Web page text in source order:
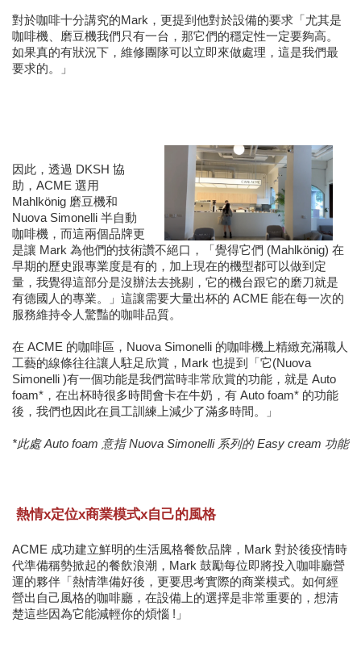
對於咖啡十分講究的Mark，更提到他對於設備的要求「尤其是
咖啡機、磨豆機我們只有一台，那它們的穩定性一定要夠高。
如果真的有狀況下，維修團隊可以立即來做處理，這是我們最
要求的。」
因此，透過 DKSH 協
助，ACME 選用
Mahlkönig 磨豆機和
Nuova Simonelli 半自動
咖啡機，而這兩個品牌更
是讓 Mark 為他們的技術讚不絕口，「覺得它們 (Mahlkönig) 在
早期的歷史跟專業度是有的，加上現在的機型都可以做到定
量，我覺得這部分是沒辦法去挑剔，它的機台跟它的磨刀就是
有德國人的專業。」這讓需要大量出杯的 ACME 能在每一次的
服務維持令人驚豔的咖啡品質。
在 ACME 的咖啡區，Nuova Simonelli 的咖啡機上精緻充滿職人
工藝的線條往往讓人駐足欣賞，Mark 也提到
「它(Nuova
Simonelli )有一個功能是我們當時非常欣賞的功能，就是 Auto
foam*，在出杯時很多時間會卡在牛奶，有 Auto foam* 的功能
後，我們也因此在員工訓練上減少了滿多時間。」
*此處 Auto foam 意指 Nuova Simonelli 系列的 Easy cream 功能
熱情x定位x商業模式x自己的風格
ACME 成功建立鮮明的生活風格餐飲品牌， Mark 對於後疫情時
代準備稱勢掀起的餐飲浪潮，Mark 鼓勵每位即將投入咖啡廳營
運的夥伴「熱情準備好後，更要思考實際的商業模式。如何經
營出自己風格的咖啡廳，在設備上的選擇是非常重要的，想清
楚這些因為它能減輕你的煩惱 !」